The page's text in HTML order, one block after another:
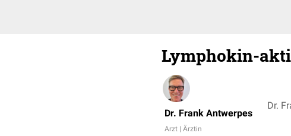
Lymphokin-
Dr. Frank Antwerpes
Arzt | Ärztin
Dr.